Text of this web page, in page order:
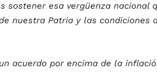
sostener esa vergüenza nacional
nuestra Patria y las condiciones
acuerdo por encima de la